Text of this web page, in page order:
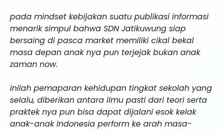
pada mindset kebijakan suatu publikasi informasi
menarik simpul bahwa SDN Jatikuwung siap
bersaing di pasca market memiliki cikal bekal
masa depan anak nya pun terjejak bukan anak
zaman now.
inilah pemaparan kehidupan tingkat sekolah yang
selalu, diberikan antara ilmu pasti dari teori serta
praktek nya pun bisa dapat dijalani esok kelak
anak-anak Indonesia perform ke arah masa-